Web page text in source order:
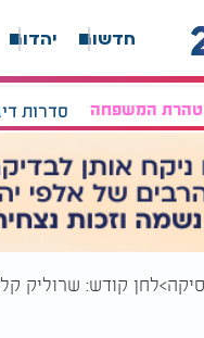
חדשות יהדות
טהרת המשפחה סדרות
לחן קודש: שרוליק